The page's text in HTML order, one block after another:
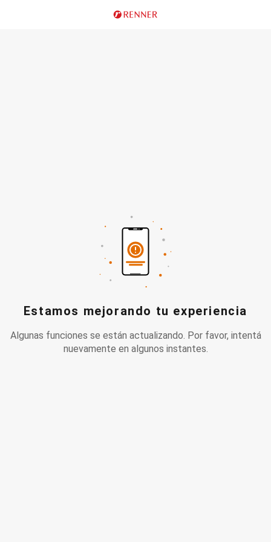
Estamos mejorando tu experiencia
Algunas funciones se están actualizando. Por favor, intentá
nuevamente en algunos instantes.